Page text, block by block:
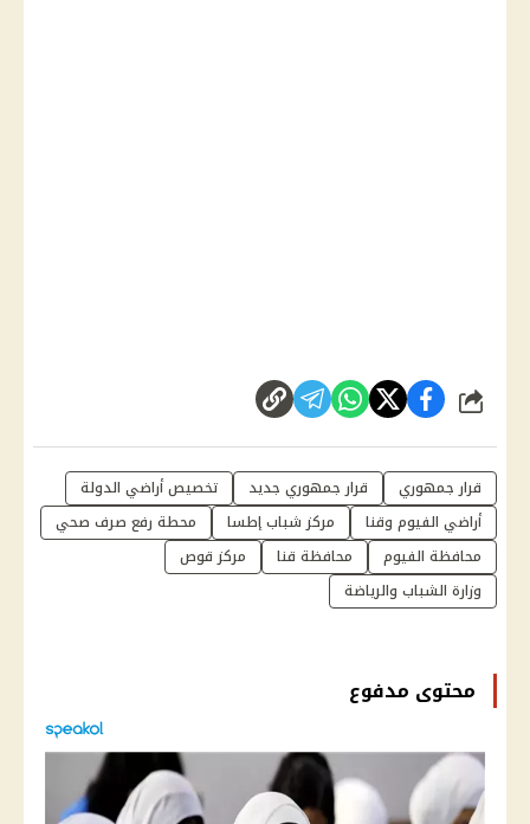
شارك
قرار جمهوري قرار جمهوري جديد
تخصيص أراضي الدولة
أراضي الفيوم وقنا
مركز شباب إطسا
محطة رفع صرف صحي
محافظة الفيوم
محافظة قنا
مركز قوص
وزارة الشباب والرياضة
محتوى مدفوع